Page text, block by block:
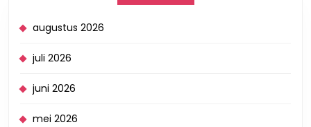
augustus 2026
juli 2026
juni 2026
mei 2026